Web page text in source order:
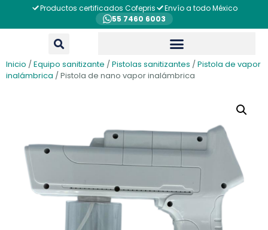
Productos certificados Cofepris
Envío a todo México
55 7460 6003
Inicio /Equipo sanitizante /Pistolas sanitizantes /Pistola de vapor
inalámbrica / Pistola de nano vapor inalámbrica